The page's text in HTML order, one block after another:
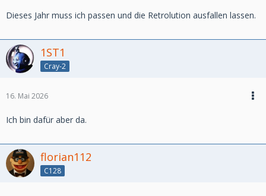
Dieses Jahr muss ich passen und die Retrolution ausfallen lassen.
1ST1
Cray-2
16. Mai 2026
Ich bin dafür aber da.
florian112
C128